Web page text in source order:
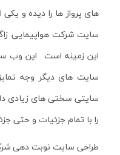
های پرواز ها را دیده و یکی
سایت شرکت هواپیمایی
این زمینه است . این وب
سایت های دیگر وجه
سایتی سختی های زیادی
را با تمام جزئیات و حتی
طراحی سایت نوبت دهی